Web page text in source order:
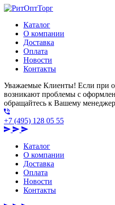
Каталог
О компании
Доставка
Оплата
Новости
Контакты
Уважаемые Клиенты! Если при
возникают проблемы с
обращайтесь к Вашему
+7 (495) 128 05 55
Каталог
О компании
Доставка
Оплата
Новости
Контакты